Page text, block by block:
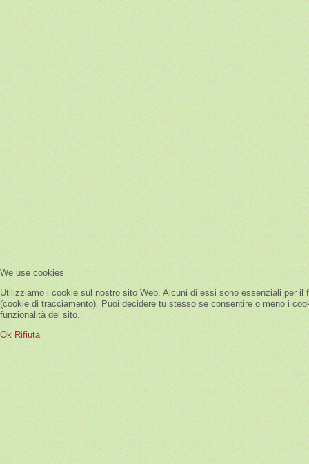
We use cookies
Utilizziamo i cookie sul nostro sito Web. Alcuni di essi sono essenziali per
(cookie di tracciamento). Puoi decidere tu stesso se consentire o meno i
funzionalità del sito.
Ok Rifiuta